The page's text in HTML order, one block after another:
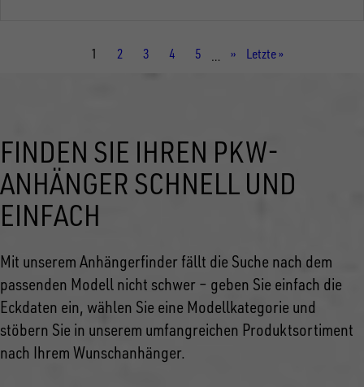
Aktuelle
1 Seite
2 Seite
3 Seite
4 Seite
5 …
Nächste
››
Letzte
Letzte »
FINDEN SIE IHREN PKW-
ANHÄNGER SCHNELL UND
EINFACH
Mit unserem Anhängerfinder fällt die Suche nach dem
passenden Modell nicht schwer – geben Sie einfach die
Eckdaten ein, wählen Sie eine Modellkategorie und
stöbern Sie in unserem umfangreichen Produktsortiment
nach Ihrem Wunschanhänger.